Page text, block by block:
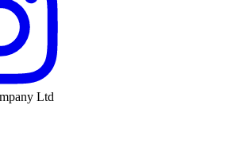
Ltd